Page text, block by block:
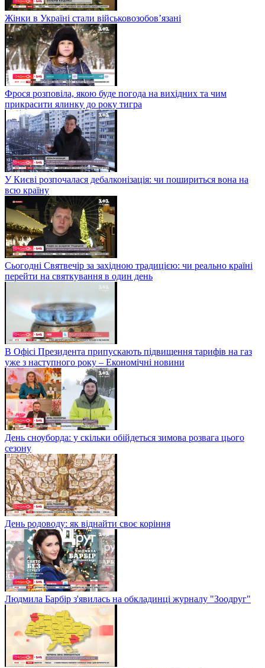
Жінки в Україні стали військовозобов’язані
Фрося розповіла, якою буде погода на вихідних та чим
прикрасити ялинку до року тигра
У Києві розпочалася дебалконізація: чи пошириться вона на
всю країну
Сьогодні Святвечір за західною традицією: чи реально країні
перейти на святкування в один день
В Офісі Президента припускають підвищення тарифів на газ
уже з наступного року – Економічні новини
День сноуборда: у скільки обійдеться зимова розвага цього
сезону
День родоводу: як віднайти своє коріння
Людмила Барбір з'явилась на обкладинці журналу "Зоодруг"